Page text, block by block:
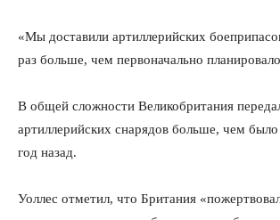
«Мы доставили артиллерийских
раз больше, чем первоначально
В общей сложности Великобритания
артиллерийских снарядов больше, чем было
год назад.
Уоллес отметил, что Британия